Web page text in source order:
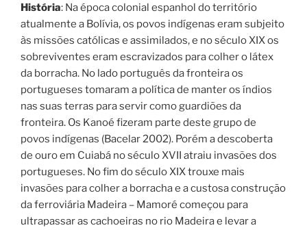
História: Na época colonial espanhol do território
atualmente a Bolívia, os povos indígenas eram subjeito
às missões católicas e assimilados, e no século XIX os
sobreviventes eram escravizados para colher o látex
da borracha. No lado português da fronteira os
portugueses tomaram a política de manter os índios
nas suas terras para servir como guardiões da
fronteira. Os Kanoé fizeram parte deste grupo de
povos indígenas (Bacelar 2002). Porém a descoberta
de ouro em Cuiabá no século XVII atraiu invasões dos
portugueses. No fim do século XIX trouxe mais
invasões para colher a borracha e a custosa construção
da ferroviária Madeira – Mamoré começou para
ultrapassar as cachoeiras no rio Madeira e levar a